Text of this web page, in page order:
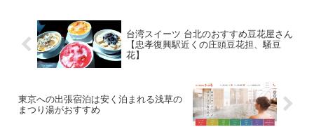
レストラン での会話を中心に、旅行でよ
く使う実用フレーズを紹介します。ピン
インも付けてあるので、そのまま口に出
して練習してみてください。
台湾スイーツ 台北のおすすめ豆花屋さん
【忠孝復興駅近くの庄頭豆花担、騒豆
花】
東京への出張宿泊は安く泊まれる浅草の
まつり湯がおすすめ